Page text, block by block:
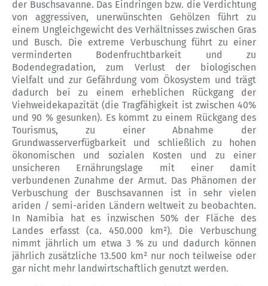
der Buschsavanne. Das Eindringen bzw. die Verdichtung
von aggressiven, unerwünschten Gehölzen führt zu
einem Ungleichgewicht des Verhältnisses zwischen Gras
und Busch. Die extreme Verbuschung führt zu einer
verminderten Bodenfruchtbarkeit und zu
Bodendegradation, zum Verlust der biologischen
Vielfalt und zur Gefährdung vom Ökosystem und trägt
dadurch bei zu einem erheblichen Rückgang der
Viehweidekapazität (die Tragfähigkeit ist zwischen 40%
und 90 % gesunken). Es kommt zu einem Rückgang des
Tourismus, zu einer Abnahme der
Grundwasserverfügbarkeit und schließlich zu hohen
ökonomischen und sozialen Kosten und zu einer
unsicheren Ernährungslage mit einer damit
verbundenen Zunahme der Armut. Das Phänomen der
Verbuschung der Buschsavannen ist in sehr vielen
ariden / semi-ariden Ländern weltweit zu beobachten.
In Namibia hat es inzwischen 50% der Fläche des
Landes erfasst (ca. 450.000 km²). Die Verbuschung
nimmt jährlich um etwa 3 % zu und dadurch können
jährlich zusätzliche 13.500 km² nur noch teilweise oder
gar nicht mehr landwirtschaftlich genutzt werden.